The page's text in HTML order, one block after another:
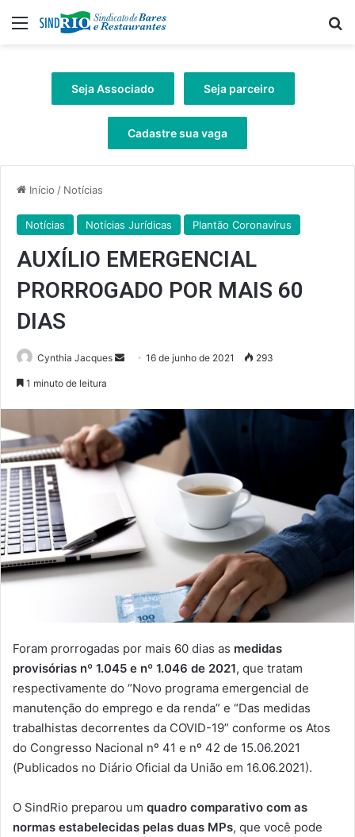
Menu
Seja Associado Seja parceiro
Cadastre sua vaga
Início / Notícias
Notícias Notícias Jurídicas Plantão Coronavírus
AUXÍLIO EMERGENCIAL
PRORROGADO POR MAIS 60
DIAS
Cynthia Jacques
Mande
mail
16 de junho de 2021 293
1 minuto de leitura
Foram prorrogadas por mais 60 dias as medidas
provisórias nº 1.045 e nº 1.046 de 2021, que tratam
respectivamente do “Novo programa emergencial de
manutenção do emprego e da renda” e “Das medidas
trabalhistas decorrentes da COVID-19” conforme os Atos
do Congresso Nacional nº 41 e nº 42 de 15.06.2021
(Publicados no Diário Oficial da União em 16.06.2021).
O SindRio preparou um quadro comparativo com as
normas estabelecidas pelas duas MPs, que você pode